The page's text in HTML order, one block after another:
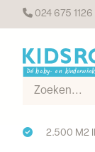
024 675 1126
2.500 M2